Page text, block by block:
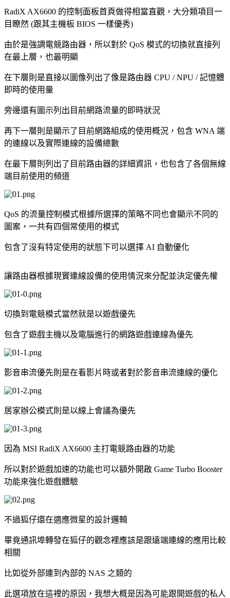
RadiX AX6600 的控制面板首頁做得相當直觀，大分類項目一
目瞭然 (跟其主機板 BIOS 一樣優秀)
由於是強調電競路由器，所以對於 QoS 模式的切換就直接列
在最上層，也最明顯
在下層則是直接以圖像列出了像是路由器 CPU / NPU / 記憶體
即時的使用量
旁邊還有圖示列出目前網路流量的即時狀況
再下一層則是顯示了目前網路組成的使用概況，包含 WNA 端
的連線以及實際連線的設備總數
在最下層則列出了目前路由器的詳細資訊，也包含了各個無線
端目前使用的頻道
QoS 的流量控制模式根據所選擇的策略不同也會顯示不同的
圖案，一共有四個常使用的模式
包含了沒有特定使用的狀態下可以選擇 AI 自動優化
讓路由器根據現實連線設備的使用情況來分配並決定優先權
切換到電競模式當然就是以遊戲優先
包含了遊戲主機以及電腦進行的網路遊戲連線為優先
影音串流優先則是在看影片時或者對於影音串流連線的優化
居家辦公模式則是以線上會議為優先
因為 MSI RadiX AX6600 主打電競路由器的功能
所以對於遊戲加速的功能也可以額外開啟 Game Turbo Booster
功能來強化遊戲體驗
不過狐仔還在適應微星的設計邏輯
畢竟通訊埠轉發在狐仔的觀念裡應該是跟遠端連線的應用比較
相關
比如從外部連到內部的 NAS 之類的
此選項放在這裡的原因，我想大概是因為可能跟開遊戲的私人